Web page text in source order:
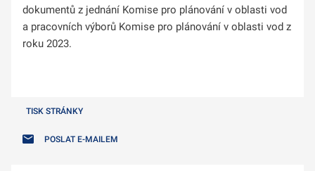
dokumentů z jednání Komise pro plánování v oblasti vod
a pracovních výborů Komise pro plánování v oblasti vod z
roku 2023.
TISK STRÁNKY
POSLAT E-MAILEM